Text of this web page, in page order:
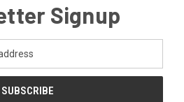
Signup